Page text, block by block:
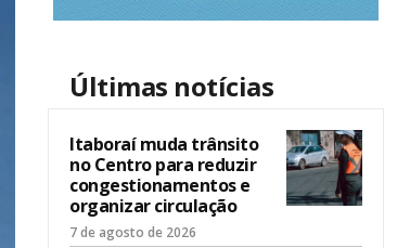
Últimas notícias
Itaboraí muda trânsito
no Centro para reduzir
congestionamentos e
organizar circulação
7 de agosto de 2026